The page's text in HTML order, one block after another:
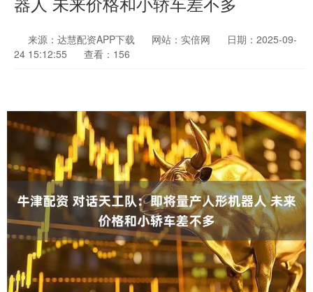
来源：达慧配资APP下载 网站：实倍网
日期：2025-09-
24 15:12:55
查看：156